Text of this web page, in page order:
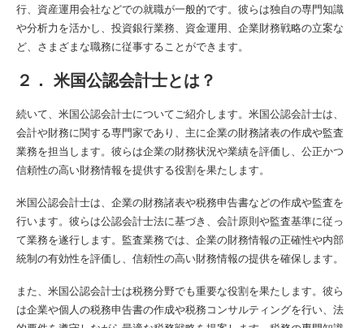
行、資産運用会社などでの就職が一般的です。彼らは独自の専門知識
や分析力を活かし、投資銀行業務、資金運用、企業財務戦略の立案な
ど、さまざまな職務に従事することができます。
２． 米国公認会計士とは？
続いて、米国公認会計士についてご紹介します。米国公認会計士は、
会計や財務に関する専門家であり、主に企業の財務諸表の作成や監査
業務を担当します。彼らは企業の財務状況や業績を評価し、公正かつ
信頼性の高い財務情報を提供する役割を果たします。
米国公認会計士は、企業の財務諸表や税務申告書などの作成や監査を
行います。彼らは公認会計士法に基づき、会計原則や監査基準に従っ
て業務を遂行します。監査業務では、企業の財務情報の正確性や内部
統制の有効性を評価し、信頼性の高い財務情報の提供を確保します。
また、米国公認会計士は税務分野でも重要な役割を果たします。彼ら
は企業や個人の税務申告書の作成や税務コンサルティングを行い、法